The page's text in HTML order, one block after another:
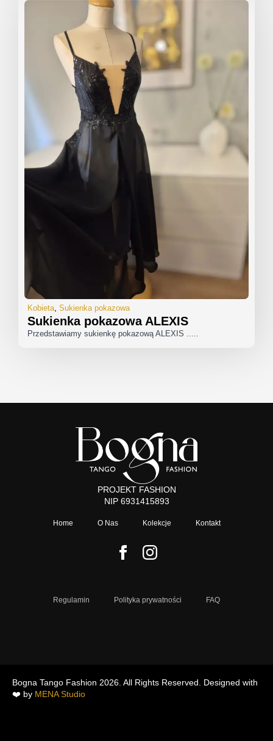
Kobieta Sukienka pokazowa
Sukienka pokazowa ALEXIS
Przedstawiamy sukienkę pokazową ALEXIS .....
PROJEKT FASHION
NIP 6931415893
Home O Nas Kolekcje Kontakt
Regulamin Polityka prywatności FAQ
Bogna Tango Fashion 2026. All Rights Reserved. Designed with
❤️ by MENA Studio